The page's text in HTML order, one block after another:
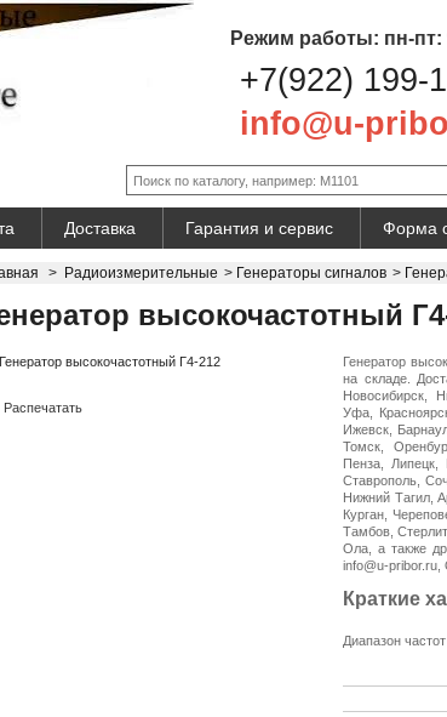
Режим работы: пн-пт:
+7(922) 199-
info@u-
Доставка Гарантия и сервис Форма
> Радиоизмерительные > Генераторы сигналов >
высокочастотный
Распечатать
Генератор
на складе.
Новосибирск,
Уфа,
Ижевск,
Томск,
Пенза, Липецк,
Ставрополь,
Нижний Тагил,
Курган,
Тамбов,
Ола, а также
info@u-pribor.ru,
Краткие
Диапазон